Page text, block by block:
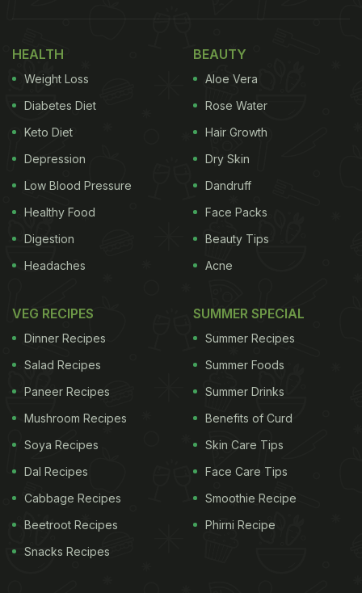
HEALTH
Weight Loss
Diabetes Diet
Keto Diet
Depression
Low Blood Pressure
Healthy Food
Digestion
Headaches
BEAUTY
Aloe Vera
Rose Water
Hair Growth
Dry Skin
Dandruff
Face Packs
Beauty Tips
Acne
VEG RECIPES
Dinner Recipes
Salad Recipes
Paneer Recipes
Mushroom Recipes
Soya Recipes
Dal Recipes
Cabbage Recipes
Beetroot Recipes
Snacks Recipes
SUMMER SPECIAL
Summer Recipes
Summer Foods
Summer Drinks
Benefits of Curd
Skin Care Tips
Face Care Tips
Smoothie Recipe
Phirni Recipe